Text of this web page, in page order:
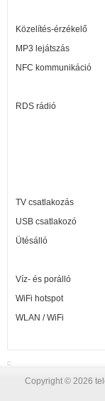
Közelítés-érzékelő
MP3 lejátszás
NFC kommunikáció
RDS rádió
TV csatlakozás
USB csatlakozó
Ütésálló
Víz- és porálló
WiFi hotspot
WLAN / WiFi
C
Copyright © 2026